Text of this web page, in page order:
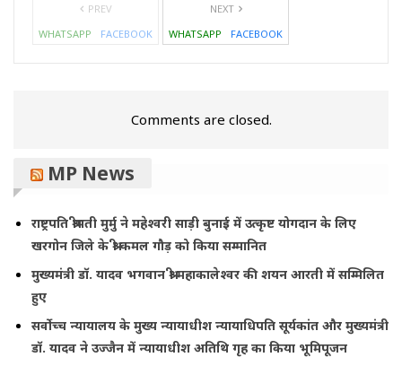
PREV
WHATSAPP
FACEBOOK
NEXT
WHATSAPP
FACEBOOK
Comments are closed.
MP News
राष्ट्रपति श्रीमती मुर्मु ने महेश्वरी साड़ी बुनाई में उत्कृष्ट योगदान के लिए
खरगोन जिले के श्री कमल गौड़ को किया सम्मानित
मुख्यमंत्री डॉ. यादव भगवान श्री महाकालेश्‍वर की शयन आरती में सम्मिलित
हुए
सर्वोच्च न्यायालय के मुख्‍य न्‍यायाधीश न्यायाधिपति सूर्यकांत और मुख्यमंत्री
डॉ. यादव ने उज्जैन में न्यायाधीश अतिथि गृह का किया भूमिपूजन